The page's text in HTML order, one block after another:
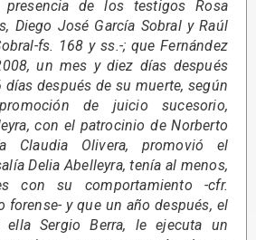
presencia de los testigos Rosa
Diego José García Sobral y Raúl
fs. 168 y ss.-; que Fernández
un mes y diez días después
después de su muerte, según
de juicio sucesorio,
con el patrocinio de Norberto
Claudia Olivera, promovió el
Delia Abelleyra, tenía al menos,
con su comportamiento -cfr.
forense- y que un año después, el
ella Sergio Berra, le ejecuta un